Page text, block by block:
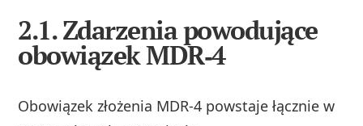
2.1. Zdarzenia powodujące
obowiązek MDR‑4
Obowiązek złożenia MDR‑4 powstaje łącznie w